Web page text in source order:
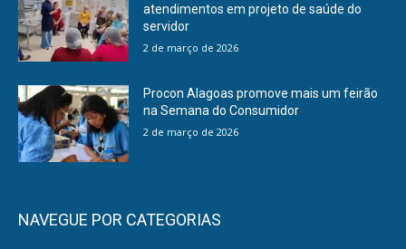
atendimentos em projeto de saúde do
servidor
2 de março de 2026
Procon Alagoas promove mais um feirão
na Semana do Consumidor
2 de março de 2026
NAVEGUE POR CATEGORIAS